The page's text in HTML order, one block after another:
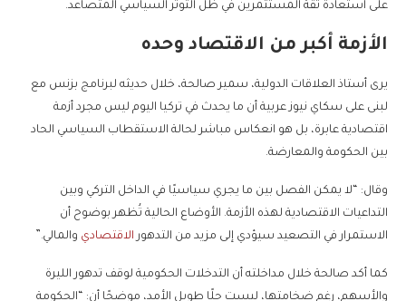
على استعادة ثقة المستثمرين في ظل التوتر السياسي المتصاعد.
الأزمة أكبر من الاقتصاد وحده
يرى أستاذ العلاقات الدولية، سمير صالحة، خلال حديثه لبرنامج بزنس مع
لبنى على سكاي نيوز عربية أن ما يحدث في تركيا اليوم ليس مجرد أزمة
اقتصادية عابرة، بل هو انعكاس مباشر لحالة الاستقطاب السياسي الحاد
بين الحكومة والمعارضة.
وقال: “لا يمكن الفصل بين ما يجري سياسيًا في الداخل التركي وبين
التداعيات الاقتصادية لهذه الأزمة. الأوضاع الحالية تُظهر بوضوح أن
الاستمرار في التصعيد سيؤدي إلى مزيد من التدهور الاقتصادي والمالي.”
كما أكد صالحة خلال مداخلته أن التدخلات الحكومية لوقف تدهور الليرة
والأسهم، رغم ضخامتها، ليست حلًا طويل الأمد، موضحًا أن: “الحكومة